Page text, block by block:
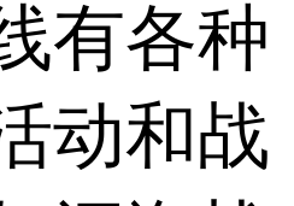
有各种
动和战